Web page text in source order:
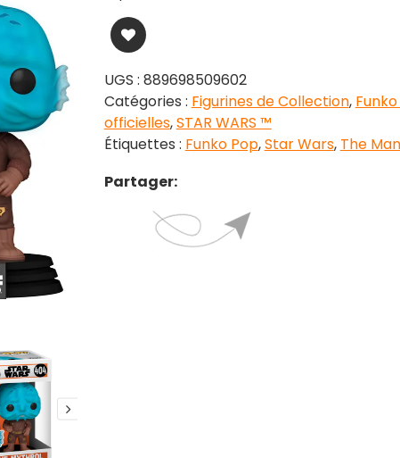
UGS : 889698509602
Catégories : Figurines de Collection,
officielles,STAR WARS ™
Étiquettes : Funko Pop,Star Wars, The
Partager: